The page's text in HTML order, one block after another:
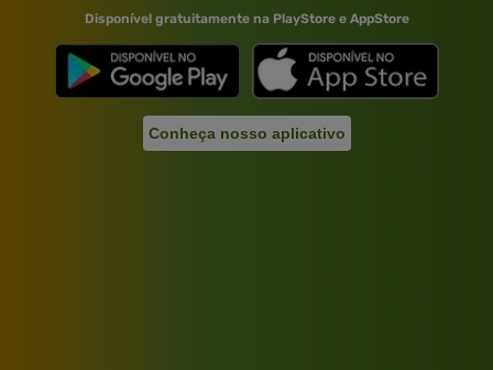
Disponível gratuitamente na PlayStore e AppStore
Conheça nosso aplicativo